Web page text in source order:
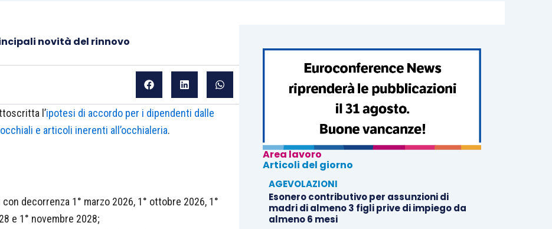
novità del rinnovo
l’ipotesi di accordo per i dipendenti dalle
e articoli inerenti all’occhialeria.
decorrenza 1° marzo 2026, 1° ottobre 2026, 1°
e 1° novembre 2028;
Area lavoro
Articoli del giorno
AGEVOLAZIONI
Esonero contributivo per assunzioni di
madri di almeno 3 figli prive di impiego da
almeno 6 mesi